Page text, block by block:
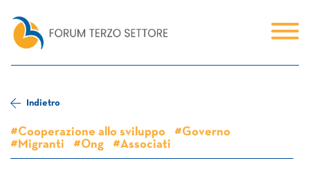
Indietro
#Cooperazione allo sviluppo
#Governo
#Migranti
#Ong #Associati